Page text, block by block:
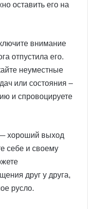
оставить его на
внимание
отпустила его.
неуместные
или состояния –
и спровоцируете
хороший выход
себе и своему
друг у друга,
русло.